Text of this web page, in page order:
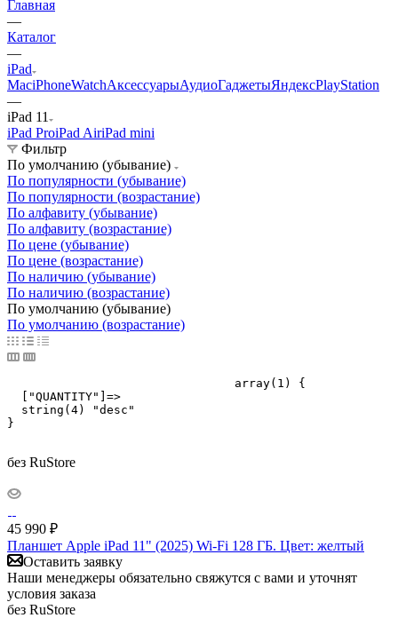
Главная
—
Каталог
—
iPad
MaciPhoneWatchАксессуарыАудиоГаджетыЯндексPlayStation
—
iPad 11
iPad ProiPad AiriPad mini
Фильтр
По умолчанию (убывание)
По популярности (убывание)
По популярности (возрастание)
По алфавиту (убывание)
По алфавиту (возрастание)
По цене (убывание)
По цене (возрастание)
По наличию (убывание)
По наличию (возрастание)
По умолчанию (убывание)
По умолчанию (возрастание)
  ["QUANTITY"]=>
  string(4) "desc"
}
без RuStore
45 990 ₽
Планшет Apple iPad 11" (2025) Wi-Fi 128 ГБ. Цвет: желтый
Оставить заявку
Наши менеджеры обязательно свяжутся с вами и уточнят
условия заказа
без RuStore